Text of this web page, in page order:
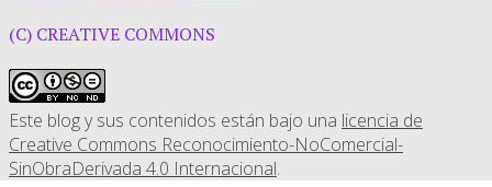
(C) CREATIVE COMMONS
Este blog y sus contenidos están bajo una licencia de
Creative Commons Reconocimiento-NoComercial-
SinObraDerivada 4.0 Internacional.